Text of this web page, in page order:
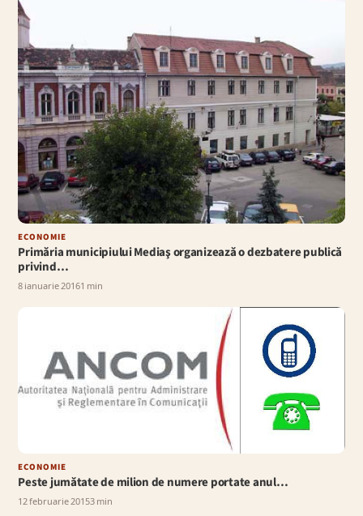
ECONOMIE
Primăria municipiului Mediaş organizează o dezbatere publică
privind…
8 ianuarie 20161 min
ECONOMIE
Peste jumătate de milion de numere portate anul…
12 februarie 20153 min